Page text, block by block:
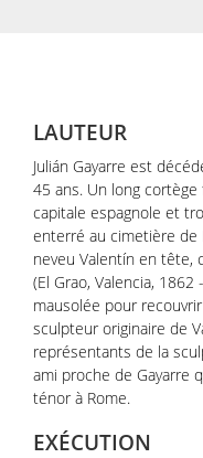
LAUTEUR
Julián Gayarre est
45 ans. Un long
capitale espagnole et
enterré au cimetière de
neveu Valentín en tête,
(El Grao, Valencia,
mausolée pour
sculpteur originaire de
représentants de la
ami proche de Gayarre
ténor à Rome.
EXÉCUTION